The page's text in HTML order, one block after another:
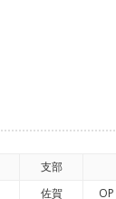
支部
佐賀 OP